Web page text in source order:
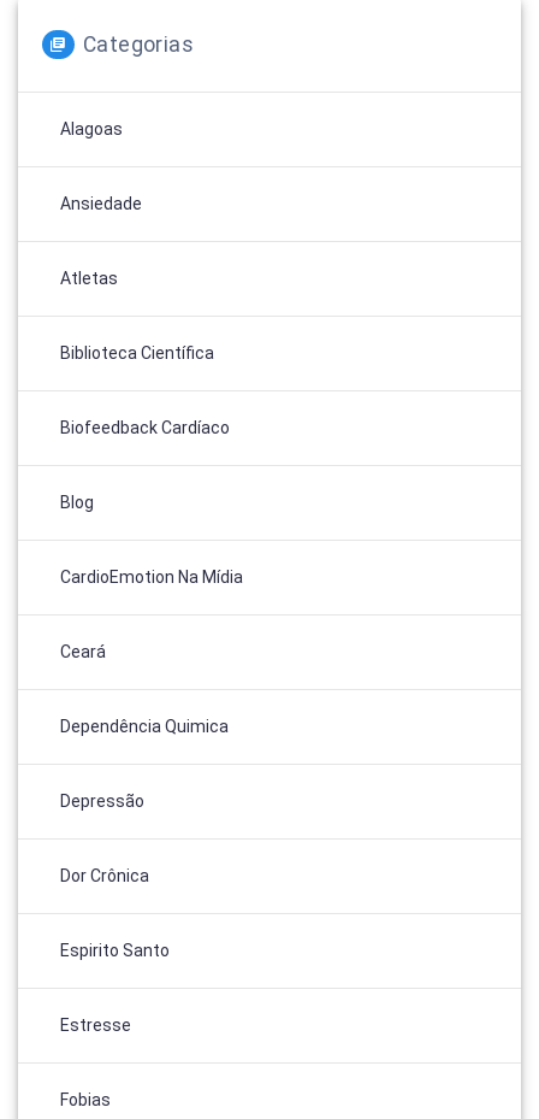
Categorias
Alagoas
Ansiedade
Atletas
Biblioteca Científica
Biofeedback Cardíaco
Blog
CardioEmotion Na Mídia
Ceará
Dependência Quimica
Depressão
Dor Crônica
Espirito Santo
Estresse
Fobias